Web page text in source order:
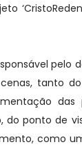
pelo
tanto
das
ponto de
como